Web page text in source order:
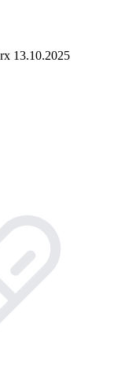
13.10.2025